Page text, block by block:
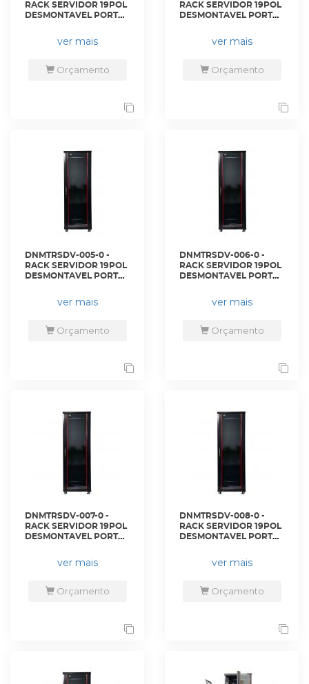
RACK SERVIDOR 19POL
DESMONTAVEL PORTA
PRETO S/ GUIAS - DN-
RSDV-28-60.60PT - D-
ver mais
Orçamento
RACK SERVIDOR 19POL
DESMONTAVEL PORTA
PRETO S/ GUIAS - DN-
RSDV-28-60.80PT - D-
ver mais
Orçamento
DNMTRSDV-005-0 -
RACK SERVIDOR 19POL
DESMONTAVEL PORTA
PRETO S/ GUIAS - DN-
RSDV-36-60.60PT - D-
ver mais
Orçamento
DNMTRSDV-006-0 -
RACK SERVIDOR 19POL
DESMONTAVEL PORTA
PRETO S/ GUIAS - DN-
RSDV-36-60.80PT - D-
ver mais
Orçamento
DNMTRSDV-007-0 -
RACK SERVIDOR 19POL
DESMONTAVEL PORTA
PRETO S/ GUIAS - DN-
RSDV-40-60.80PT - D-
ver mais
Orçamento
DNMTRSDV-008-0 -
RACK SERVIDOR 19POL
DESMONTAVEL PORTA
PRETO C/ GUIAS - DN-
RSDV-40-80.80PT - D-
ver mais
Orçamento